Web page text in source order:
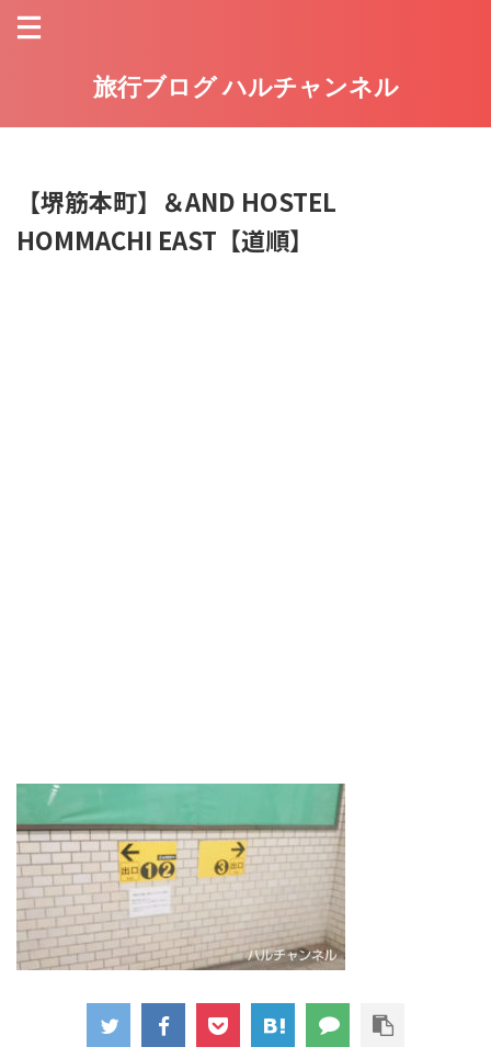
旅行ブログ ハルチャンネル
【堺筋本町】＆AND HOSTEL
HOMMACHI EAST【道順】